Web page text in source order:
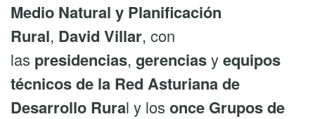
Medio Natural y Planificación
Rural, David Villar, con
las presidencias, gerenciasyequipos
técnicos de la Red Asturiana de
Desarrollo Rural y los once Grupos de